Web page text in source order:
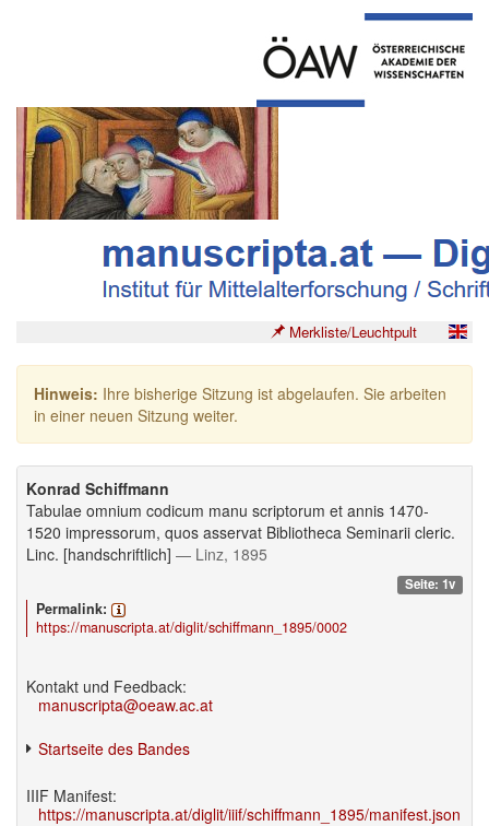
Merkliste/Leuchtpult
Hinweis: Ihre bisherige Sitzung ist abgelaufen. Sie arbeiten
in einer neuen Sitzung weiter.
Konrad Schiffmann
Tabulae omnium codicum manu scriptorum et annis 1470-
1520 impressorum, quos asservat Bibliotheca Seminarii cleric.
Linc. [handschriftlich] — Linz, 1895
Seite: 1v
Permalink:
https://manuscripta.at/diglit/schiffmann_1895/0002
Kontakt und Feedback:
manuscripta@oeaw.ac.at
Startseite des Bandes
IIIF Manifest:
https://manuscripta.at/diglit/iiif/schiffmann_1895/manifest.json